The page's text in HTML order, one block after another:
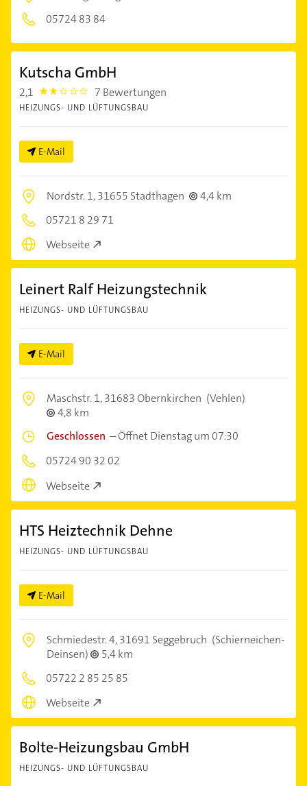
05724 83 84
Kutscha GmbH
2,1 2.1000001 7 Bewertungen
HEIZUNGS- UND LÜFTUNGSBAU
E-Mail
Nordstr. 1,31655 Stadthagen
4,4 km
05721 8 29 71
Webseite
Leinert Ralf Heizungstechnik
HEIZUNGS- UND LÜFTUNGSBAU
E-Mail
Maschstr. 1,31683 Obernkirchen (Vehlen)
4,8 km
Geschlossen –Öffnet Dienstag um 07:30
05724 90 32 02
Webseite
HTS Heiztechnik Dehne
HEIZUNGS- UND LÜFTUNGSBAU
E-Mail
Schmiedestr. 4,31691 Seggebruch (Schierneichen-
Deinsen)
5,4 km
05722 2 85 25 85
Webseite
Bolte-Heizungsbau GmbH
HEIZUNGS- UND LÜFTUNGSBAU